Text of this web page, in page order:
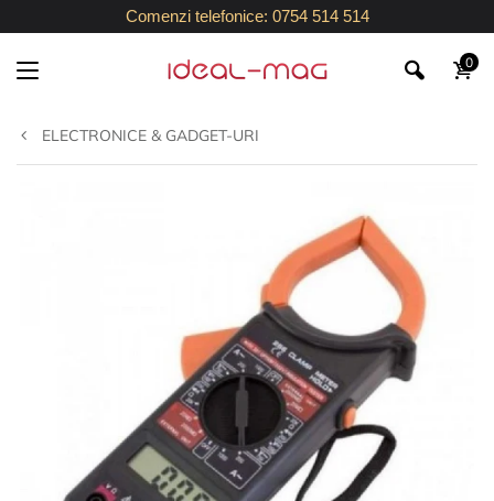
Comenzi telefonice: 0754 514 514
0
ELECTRONICE & GADGET-URI